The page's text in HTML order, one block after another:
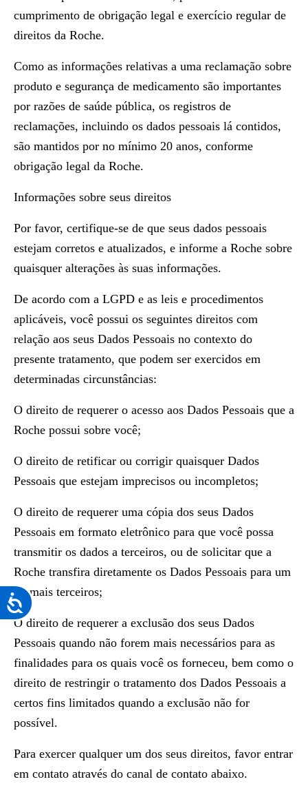
Acessibilidade
cumprimento de obrigação legal e exercício regular de
direitos da Roche.
Como as informações relativas a uma reclamação sobre
produto e segurança de medicamento são importantes
por razões de saúde pública, os registros de
reclamações, incluindo os dados pessoais lá contidos,
são mantidos por no mínimo 20 anos, conforme
obrigação legal da Roche.
Informações sobre seus direitos
Por favor, certifique-se de que seus dados pessoais
estejam corretos e atualizados, e informe a Roche sobre
quaisquer alterações às suas informações.
De acordo com a LGPD e as leis e procedimentos
aplicáveis, você possui os seguintes direitos com
relação aos seus Dados Pessoais no contexto do
presente tratamento, que podem ser exercidos em
determinadas circunstâncias:
O direito de requerer o acesso aos Dados Pessoais que a
Roche possui sobre você;
O direito de retificar ou corrigir quaisquer Dados
Pessoais que estejam imprecisos ou incompletos;
O direito de requerer uma cópia dos seus Dados
Pessoais em formato eletrônico para que você possa
transmitir os dados a terceiros, ou de solicitar que a
Roche transfira diretamente os Dados Pessoais para um
ou mais terceiros;
O direito de requerer a exclusão dos seus Dados
Pessoais quando não forem mais necessários para as
finalidades para os quais você os forneceu, bem como o
direito de restringir o tratamento dos Dados Pessoais a
certos fins limitados quando a exclusão não for
possível.
Para exercer qualquer um dos seus direitos, favor entrar
em contato através do canal de contato abaixo.